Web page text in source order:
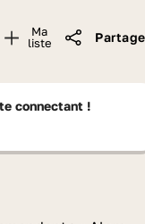
Ma
liste
connectant !